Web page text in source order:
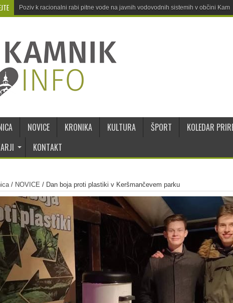
Poziv k racionalni rabi pitne vode na javnih vodovodnih sistemih v občini
NOVICE KRONIKA KULTURA ŠPORT KOLEDAR
KONTAKT
/ NOVICE / Dan boja proti plastiki v Keršmančevem parku